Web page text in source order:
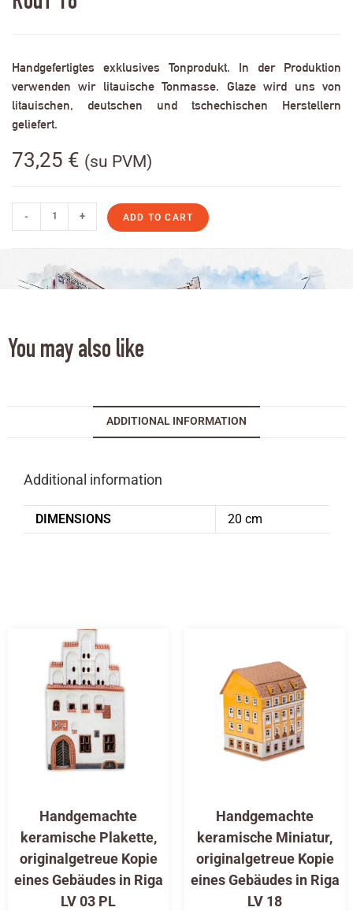
Handgefertigtes exklusives Tonprodukt. In der Produktion
verwenden wir litauische Tonmasse. Glaze wird uns von
litauischen, deutschen und tschechischen Herstellern
geliefert.
73,25 € (su PVM)
- + ADD TO CART
You may also like
ADDITIONAL INFORMATION
Additional information
DIMENSIONS 20 cm
Handgemachte
keramische Plakette,
originalgetreue Kopie
eines Gebäudes in Riga
LV 03 PL
Handgemachte
keramische Miniatur,
originalgetreue Kopie
eines Gebäudes in Riga
LV 18